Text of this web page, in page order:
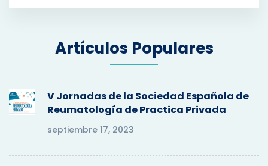
o
r
Artículos Populares
V Jornadas de la Sociedad Española de
Reumatología de Practica Privada
septiembre 17, 2023